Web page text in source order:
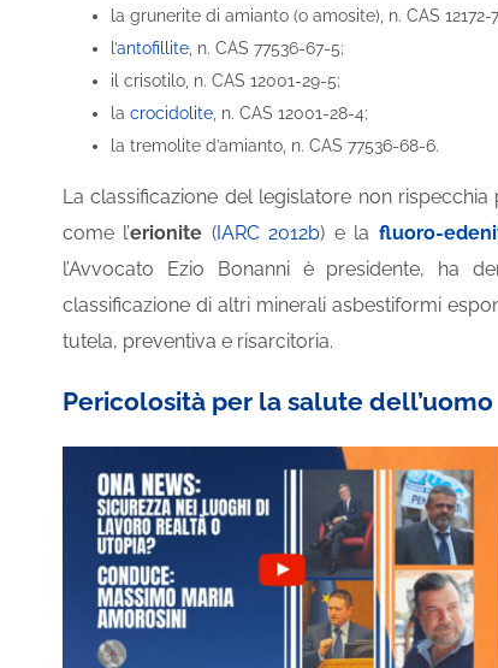
la grunerite di amianto (o amosite), n. CAS 12172-
l’antofillite , n. CAS 77536-67-5;
il crisotilo, n. CAS 12001-29-5;
la crocidolite , n. CAS 12001-28-4;
la tremolite d’amianto, n. CAS 77536-68-6.
La classificazione del legislatore non
come l’erionite (IARC 2012b) e la fluoro-
l’Avvocato Ezio Bonanni è presidente, ha
classificazione di altri minerali asbestiformi
tutela, preventiva e risarcitoria.
Pericolosità per la salute dell’uomo